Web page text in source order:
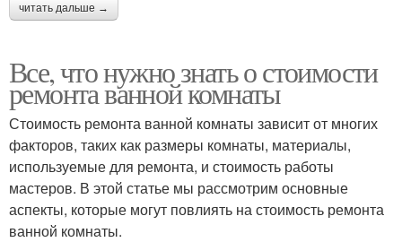
читать дальше →
Все, что нужно знать о стоимости
ремонта ванной комнаты
Стоимость ремонта ванной комнаты зависит от многих
факторов, таких как размеры комнаты, материалы,
используемые для ремонта, и стоимость работы
мастеров. В этой статье мы рассмотрим основные
аспекты, которые могут повлиять на стоимость ремонта
ванной комнаты.